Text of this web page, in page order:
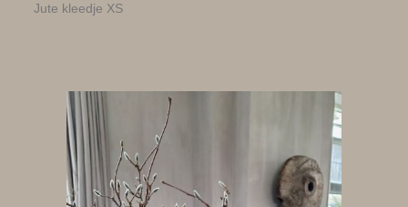
Jute kleedje XS